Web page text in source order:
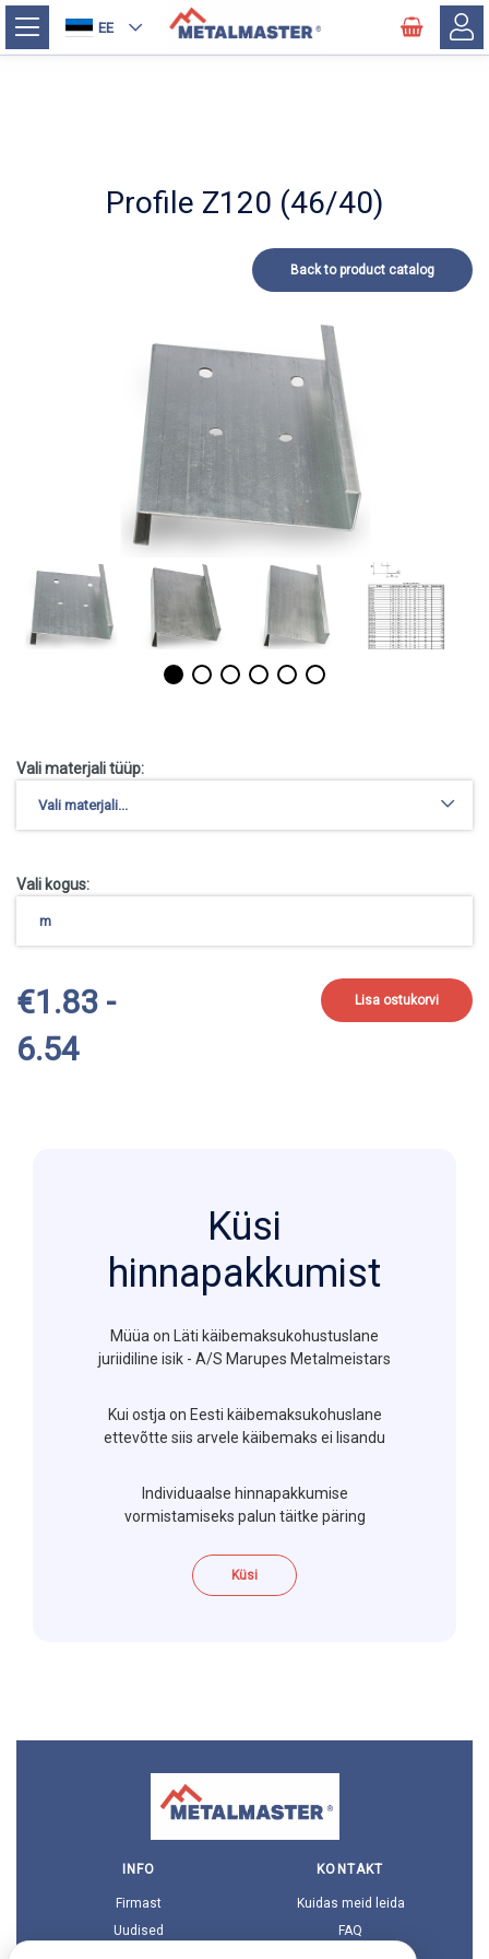
EE
Profile Z120 (46/40)
Back to product catalog
Vali materjali tüüp:
Vali materjali...
Vali kogus:
€1.83 -
6.54
Lisa ostukorvi
Küsi
hinnapakkumist
Müüa on Läti käibemaksukohustuslane
juriidiline isik - A/S Marupes Metalmeistars
Kui ostja on Eesti käibemaksukohuslane
ettevõtte siis arvele käibemaks ei lisandu
Individuaalse hinnapakkumise
vormistamiseks palun täitke päring
Küsi
INFO
Firmast
Uudised
KONTAKT
Kuidas meid leida
FAQ